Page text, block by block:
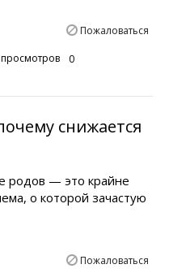
Пожаловаться
0
снижается
родов — это крайне
о которой зачастую
Пожаловаться